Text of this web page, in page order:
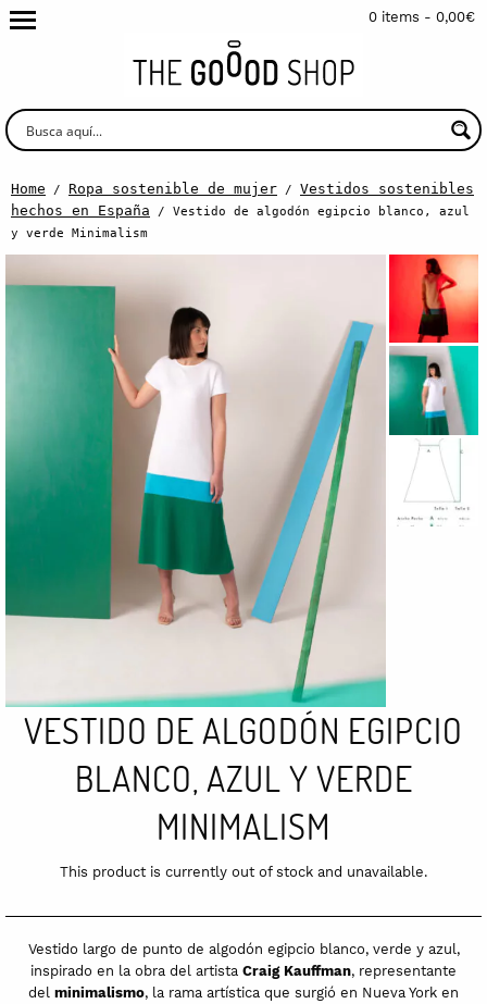
0 items - 0,00€
Home / Ropa sostenible de mujer / Vestidos sostenibles
hechos en España / Vestido de algodón egipcio blanco, azul
y verde Minimalism
VESTIDO DE ALGODÓN EGIPCIO
BLANCO, AZUL Y VERDE
MINIMALISM
This product is currently out of stock and unavailable.
Vestido largo de punto de algodón egipcio blanco, verde y azul,
inspirado en la obra del artista Craig Kauffman, representante
del minimalismo, la rama artística que surgió en Nueva York en